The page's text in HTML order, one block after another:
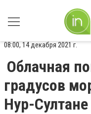
08:00, 14 декабря 2021 г.
Облачная
градусов
Нур-